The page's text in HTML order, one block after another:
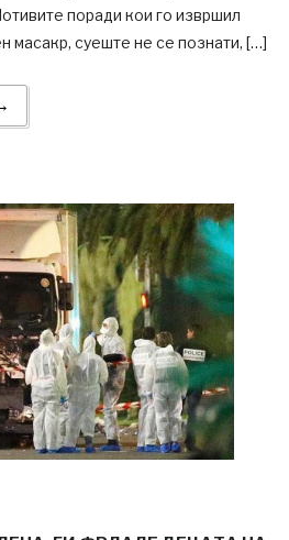
поради кои го извршил
масакр, суеште не се познати, […]